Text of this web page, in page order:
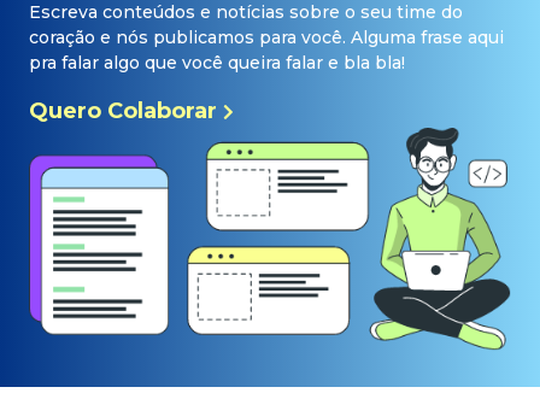
Escreva conteúdos e notícias sobre o seu time do
coração e nós publicamos para você. Alguma frase aqui
pra falar algo que você queira falar e bla bla!
Quero Colaborar